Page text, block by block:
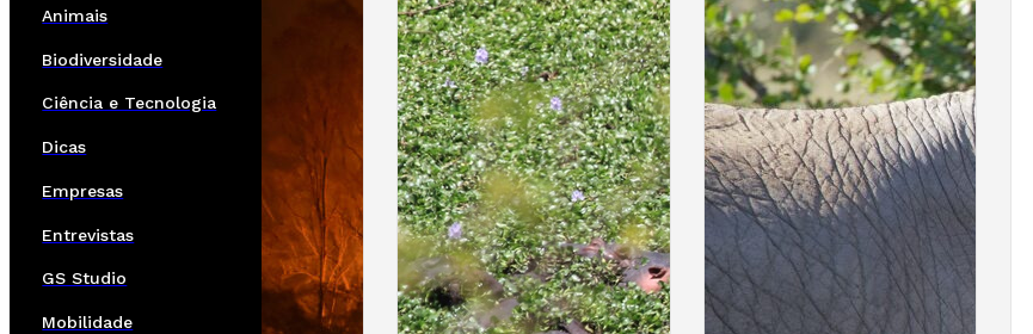
Animais
Biodiversidade
Ciência e Tecnologia
Dicas
Empresas
Entrevistas
GS Studio
Mobilidade